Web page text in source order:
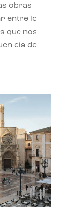
obras
entre lo
que nos
día de